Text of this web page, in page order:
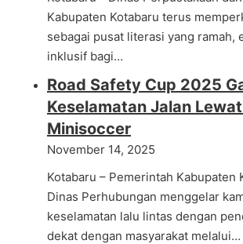
Kabupaten Kotabaru terus
sebagai pusat literasi yang ramah,
inklusif bagi…
Road Safety Cup 2025
Keselamatan Jalan
Minisoccer
November 14, 2025
Kotabaru – Pemerintah Kabupaten
Dinas Perhubungan menggelar
keselamatan lalu lintas dengan
dekat dengan masyarakat melalui…